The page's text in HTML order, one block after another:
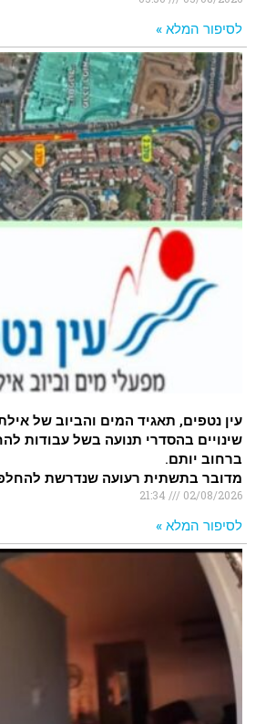
לסיפור המלא »
עין נטפים, תאגיד המים והביוב של
שינויים בהסדרי תנועה בשל עבודות
ברחוב יותם.
מדובר בתשתית רעועה שנדרשת
02/08/2026
לסיפור המלא »